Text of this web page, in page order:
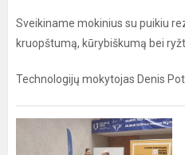
Sveikiname mokinius su puikiu
kruopštumą, kūrybiškumą bei
Technologijų mokytojas Denis